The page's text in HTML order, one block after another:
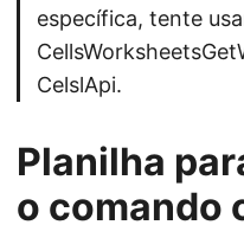
específica, tente
CelslApi.
Planilha
o comando